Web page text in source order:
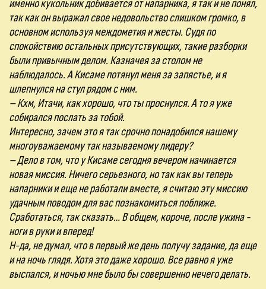
именно кукольник добивается от напарника, я так и не понял,
так как он выражал свое недовольство слишком громко, в
основном используя междометия и жесты. Судя по
спокойствию остальных присутствующих, такие разборки
были привычным делом. Казначея за столом не
наблюдалось. А Кисаме потянул меня за запястье, и я
шлепнулся на стул рядом с ним.
– Кхм, Итачи, как хорошо, что ты проснулся. А то я уже
собирался послать за тобой.
Интересно, зачем это я так срочно понадобился нашему
многоуважаемому так называемому лидеру?
– Дело в том, что у Кисаме сегодня вечером начинается
новая миссия. Ничего серьезного, но так как вы теперь
напарники и еще не работали вместе, я считаю эту миссию
удачным поводом для вас познакомиться поближе.
Сработаться, так сказать… В общем, короче, после ужина -
ноги в руки и вперед!
Н-да, не думал, что в первый же день получу задание, да еще
и на ночь глядя. Хотя это даже хорошо. Все равно я уже
выспался, и ночью мне было бы совершенно нечего делать.